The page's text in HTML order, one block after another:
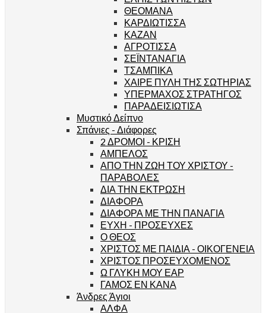
ΘΕΟΜΑΝΑ
ΚΑΡΔΙΩΤΙΣΣΑ
ΚΑΖΑΝ
ΑΓΡΟΤΙΣΣΑ
ΣΕΪΝΤΑΝΑΓΙΑ
ΤΣΑΜΠΙΚΑ
ΧΑΙΡΕ ΠΥΛΗ ΤΗΣ ΣΩΤΗΡΙΑΣ
ΥΠΕΡΜΑΧΟΣ ΣΤΡΑΤΗΓΟΣ
ΠΑΡΑΔΕΙΣΙΩΤΙΣΑ
Μυστικό Δείπνο
Σπάνιες - Διάφορες
2 ΔΡΟΜΟΙ - ΚΡΙΣΗ
ΑΜΠΕΛΟΣ
ΑΠΟ ΤΗΝ ΖΩΗ ΤΟΥ ΧΡΙΣΤΟΥ -
ΠΑΡΑΒΟΛΕΣ
ΔΙΑ ΤΗΝ ΕΚΤΡΩΣΗ
ΔΙΑΦΟΡΑ
ΔΙΑΦΟΡΑ ΜΕ ΤΗΝ ΠΑΝΑΓΙΑ
ΕΥΧΗ - ΠΡΟΣΕΥΧΕΣ
Ο ΘΕΟΣ
ΧΡΙΣΤΟΣ ΜΕ ΠΑΙΔΙΑ - ΟΙΚΟΓΕΝΕΙΑ
ΧΡΙΣΤΟΣ ΠΡΟΣΕΥΧΟΜΕΝΟΣ
Ω ΓΛΥΚΗ ΜΟΥ ΕΑΡ
ΓΑΜΟΣ ΕΝ ΚΑΝΑ
Άνδρες Άγιοι
ΑΛΦΑ